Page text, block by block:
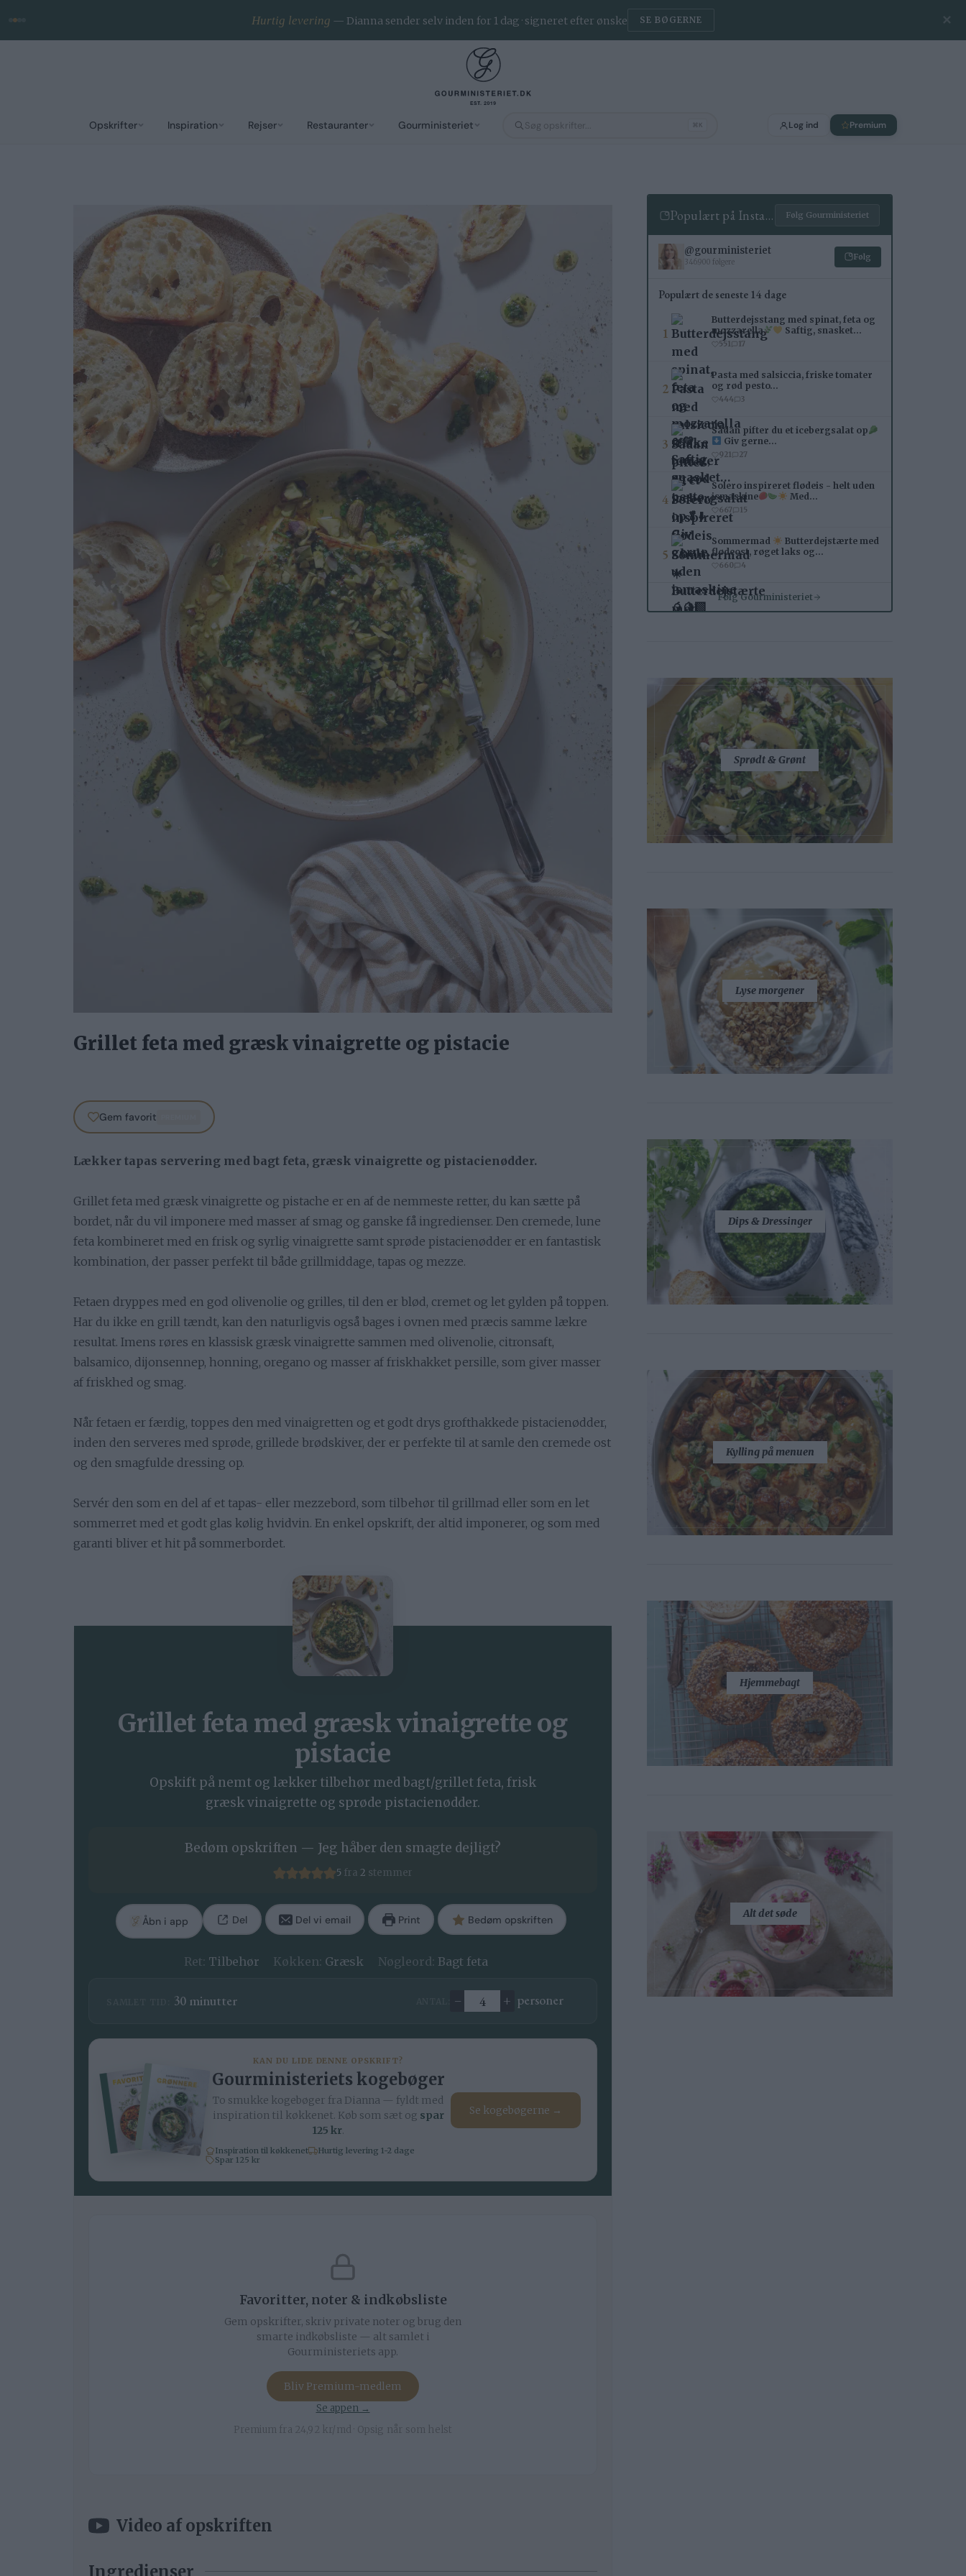
Opskrifter Inspiration Rejser Restauranter Gourministeriet ⌘K Log ind Premium
Hurtig levering — Dianna sender selv inden for 1 dag · signeret efter ønske SE BØGERNE ✕
Grillet feta med græsk vinaigrette og pistacie
Gem favorit
Lækker tapas servering med bagt feta, græsk vinaigrette og pistacienødder.
Grillet feta med græsk vinaigrette og pistache er en af de nemmeste retter, du kan sætte på
bordet, når du vil imponere med masser af smag og ganske få ingredienser. Den cremede, lune
feta kombineret med en frisk og syrlig vinaigrette samt sprøde pistacienødder er en fantastisk
kombination, der passer perfekt til både grillmiddage, tapas og mezze.
Fetaen dryppes med en god olivenolie og grilles, til den er blød, cremet og let gylden på toppen.
Har du ikke en grill tændt, kan den naturligvis også bages i ovnen med præcis samme lækre
resultat. Imens røres en klassisk græsk vinaigrette sammen med olivenolie, citronsaft,
balsamico, dijonsennep, honning, oregano og masser af friskhakket persille, som giver masser
af friskhed og smag.
Når fetaen er færdig, toppes den med vinaigretten og et godt drys grofthakkede pistacienødder,
inden den serveres med sprøde, grillede brødskiver, der er perfekte til at samle den cremede ost
og den smagfulde dressing op.
Servér den som en del af et tapas- eller mezzebord, som tilbehør til grillmad eller som en let
sommerret med et godt glas kølig hvidvin. En enkel opskrift, der altid imponerer, og som med
garanti bliver et hit på sommerbordet.
Grillet feta med græsk vinaigrette og
pistacie
Opskift på nemt og lækker tilbehør med bagt/grillet feta, frisk
græsk vinaigrette og sprøde pistacienødder.
Bedøm opskriften — Jeg håber den smagte dejligt?
5 fra 2 stemmer
Åbn i app Del Del vi email Print Bedøm opskriften
Ret: Tilbehør Køkken: Græsk Nøgleord: Bagt feta
30minutter
minutter
Ændre antal
– + personer
KAN DU LIDE DENNE OPSKRIFT?
Gourministeriets kogebøger
To smukke kogebøger fra Dianna — fyldt med
inspiration til køkkenet. Køb som sæt og spar
125 kr.
Inspiration til køkkenet
Hurtig levering 1-2 dage
Spar 125 kr
Se kogebøgerne →
Favoritter, noter & indkøbsliste
Gem opskrifter, skriv private noter og brug den
smarte indkøbsliste — alt samlet i
Gourministeriets app.
Bliv Premium-medlem
Se appen →
Premium fra 24,92 kr/md · Opsig når som helst
Video af opskriften
Ingredienser
Populært på Instagram Følg Gourministeriet
@gourministeriet
346.900 følgere
Følg
Populært de seneste 14 dage
1
Butterdejsstang med spinat, feta og
mozzarella
Saftig, snasket…
551 17
2
Pasta med salsiccia, friske tomater
og rød pesto…
444 3
3
Sådan pifter du et icebergsalat op
Giv gerne…
921 27
4
Solero inspireret flødeis - helt uden
ismaskine
Med…
667 15
5
Sommermad
Butterdejstærte med
flødeost, røget laks og…
660 4
Følg Gourministeriet
Sprødt & Grønt
Lyse morgener
Dips & Dressinger
Kylling på menuen
Hjemmebagt
Alt det søde